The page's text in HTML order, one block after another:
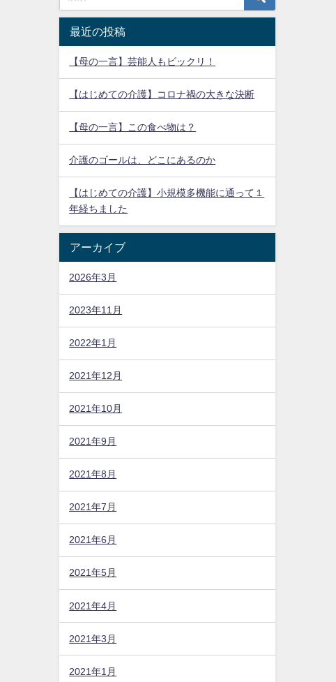
最近の投稿
【母の一言】芸能人もビックリ！
【はじめての介護】コロナ禍の大きな決断
【母の一言】この食べ物は？
介護のゴールは、どこにあるのか
【はじめての介護】小規模多機能に通って１
年経ちました
アーカイブ
2026年3月
2023年11月
2022年1月
2021年12月
2021年10月
2021年9月
2021年8月
2021年7月
2021年6月
2021年5月
2021年4月
2021年3月
2021年1月